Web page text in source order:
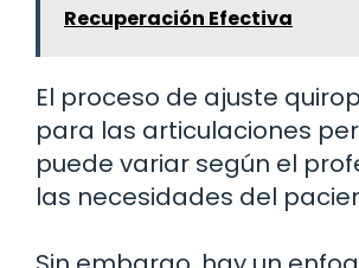
Recuperación Efectiva
El proceso de ajuste
para las articulaciones
puede variar según el
las necesidades del